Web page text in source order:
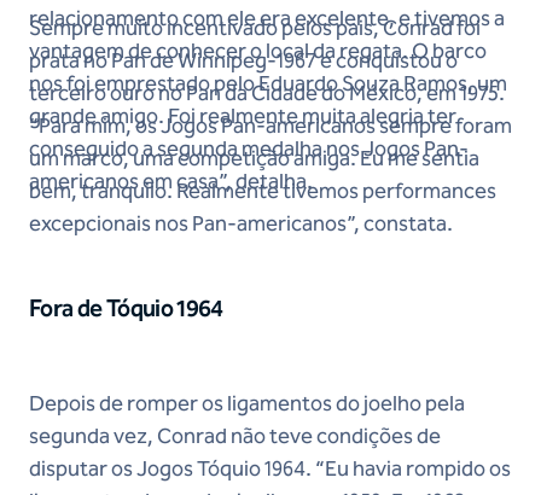
relacionamento com ele era excelente, e tivemos a
vantagem de conhecer o local da regata. O barco
nos foi emprestado pelo Eduardo Souza Ramos, um
grande amigo. Foi realmente muita alegria ter
conseguido a segunda medalha nos Jogos Pan-
americanos em casa”, detalha.
Sempre muito incentivado pelos pais, Conrad foi
prata no Pan de Winnipeg-1967 e conquistou o
terceiro ouro no Pan da Cidade do México, em 1975.
“Para mim, os Jogos Pan-americanos sempre foram
um marco, uma competição amiga. Eu me sentia
bem, tranquilo. Realmente tivemos performances
excepcionais nos Pan-americanos”, constata.
Fora de Tóquio 1964
Depois de romper os ligamentos do joelho pela
segunda vez, Conrad não teve condições de
disputar os Jogos Tóquio 1964. “Eu havia rompido os